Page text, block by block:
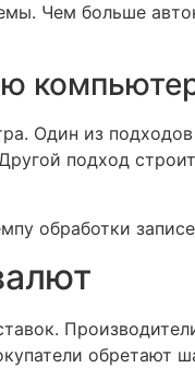
Чем больше
Один из
подход
обработки
обретают